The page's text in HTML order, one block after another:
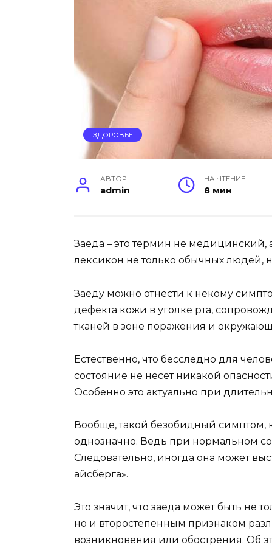
ЗДОРОВЬЕ
АВТОР
admin
НА ЧТЕНИЕ
8 мин
Заеда – это термин не медицинский,
лексикон не только обычных людей,
Заеду можно отнести к некому
дефекта кожи в уголке рта,
тканей в зоне поражения и
Естественно, что бесследно для
состояние не несет никакой
Особенно это актуально при
Вообще, такой безобидный симптом,
однозначно. Ведь при нормальном
Следовательно, иногда она может
айсберга».
Это значит, что заеда может быть не
но и второстепенным признаком
возникновения или обострения. Об